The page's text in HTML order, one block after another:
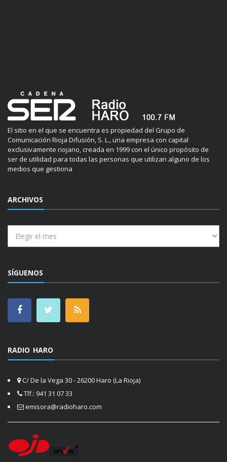
El sitio en el que se encuentra es propiedad del Grupo de
Comunicación Rioja Difusión, S. L., una empresa con capital
exclusivamente riojano, creada en 1999 con el único propósito de
ser de utilidad para todas las personas que utilizan alguno de los
medios que gestiona
ARCHIVOS
SÍGUENOS
RADIO HARO
C/ De la Vega 30 - 26200 Haro (La Rioja)
Tlf.: 941 31 07 33
emisora@radioharo.com